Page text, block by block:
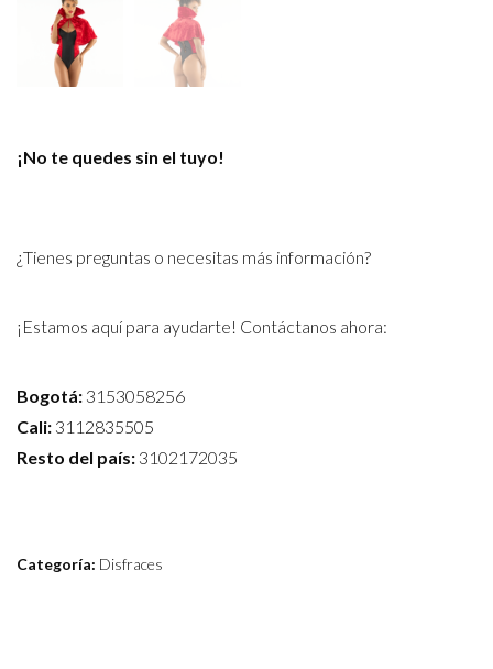
¡No te quedes sin el tuyo!
¿Tienes preguntas o necesitas más información?
¡Estamos aquí para ayudarte! Contáctanos ahora:
Bogotá: 3153058256
Cali: 3112835505
Resto del país: 3102172035
Categoría: Disfraces